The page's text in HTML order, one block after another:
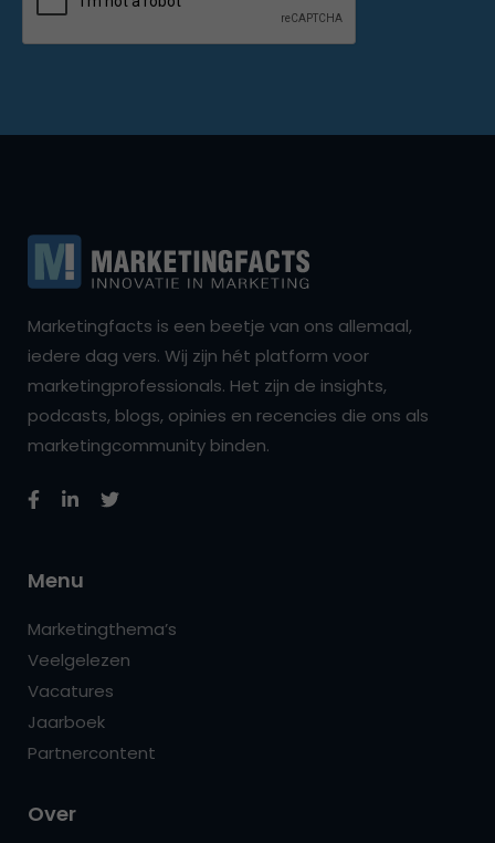
Marketingfacts is een beetje van ons allemaal,
iedere dag vers. Wij zijn hét platform voor
marketingprofessionals. Het zijn de insights,
podcasts, blogs, opinies en recencies die ons als
marketingcommunity binden.
Menu
Marketingthema’s
Veelgelezen
Vacatures
Jaarboek
Partnercontent
Over